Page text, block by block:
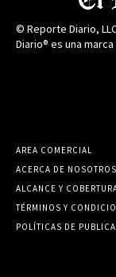
© Reporte Diario,
Diario® es una
AREA COMERCIAL
ACERCA DE NOSOTROS
ALCANCE Y
TÉRMINOS Y
POLÍTICAS DE